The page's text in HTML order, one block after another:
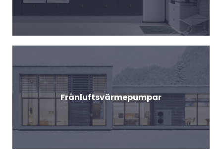
Frånluftsvärmepumpar